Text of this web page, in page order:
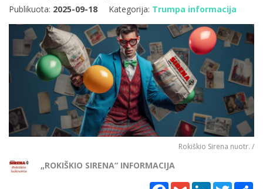
Publikuota: 2025-09-18 Kategorija: Trumpa informacija
Rokiškio Sirena nuotr. /
„ROKIŠKIO SIRENA“ INFORMACIJA
Facebook
Gmail LinkedInTwitter